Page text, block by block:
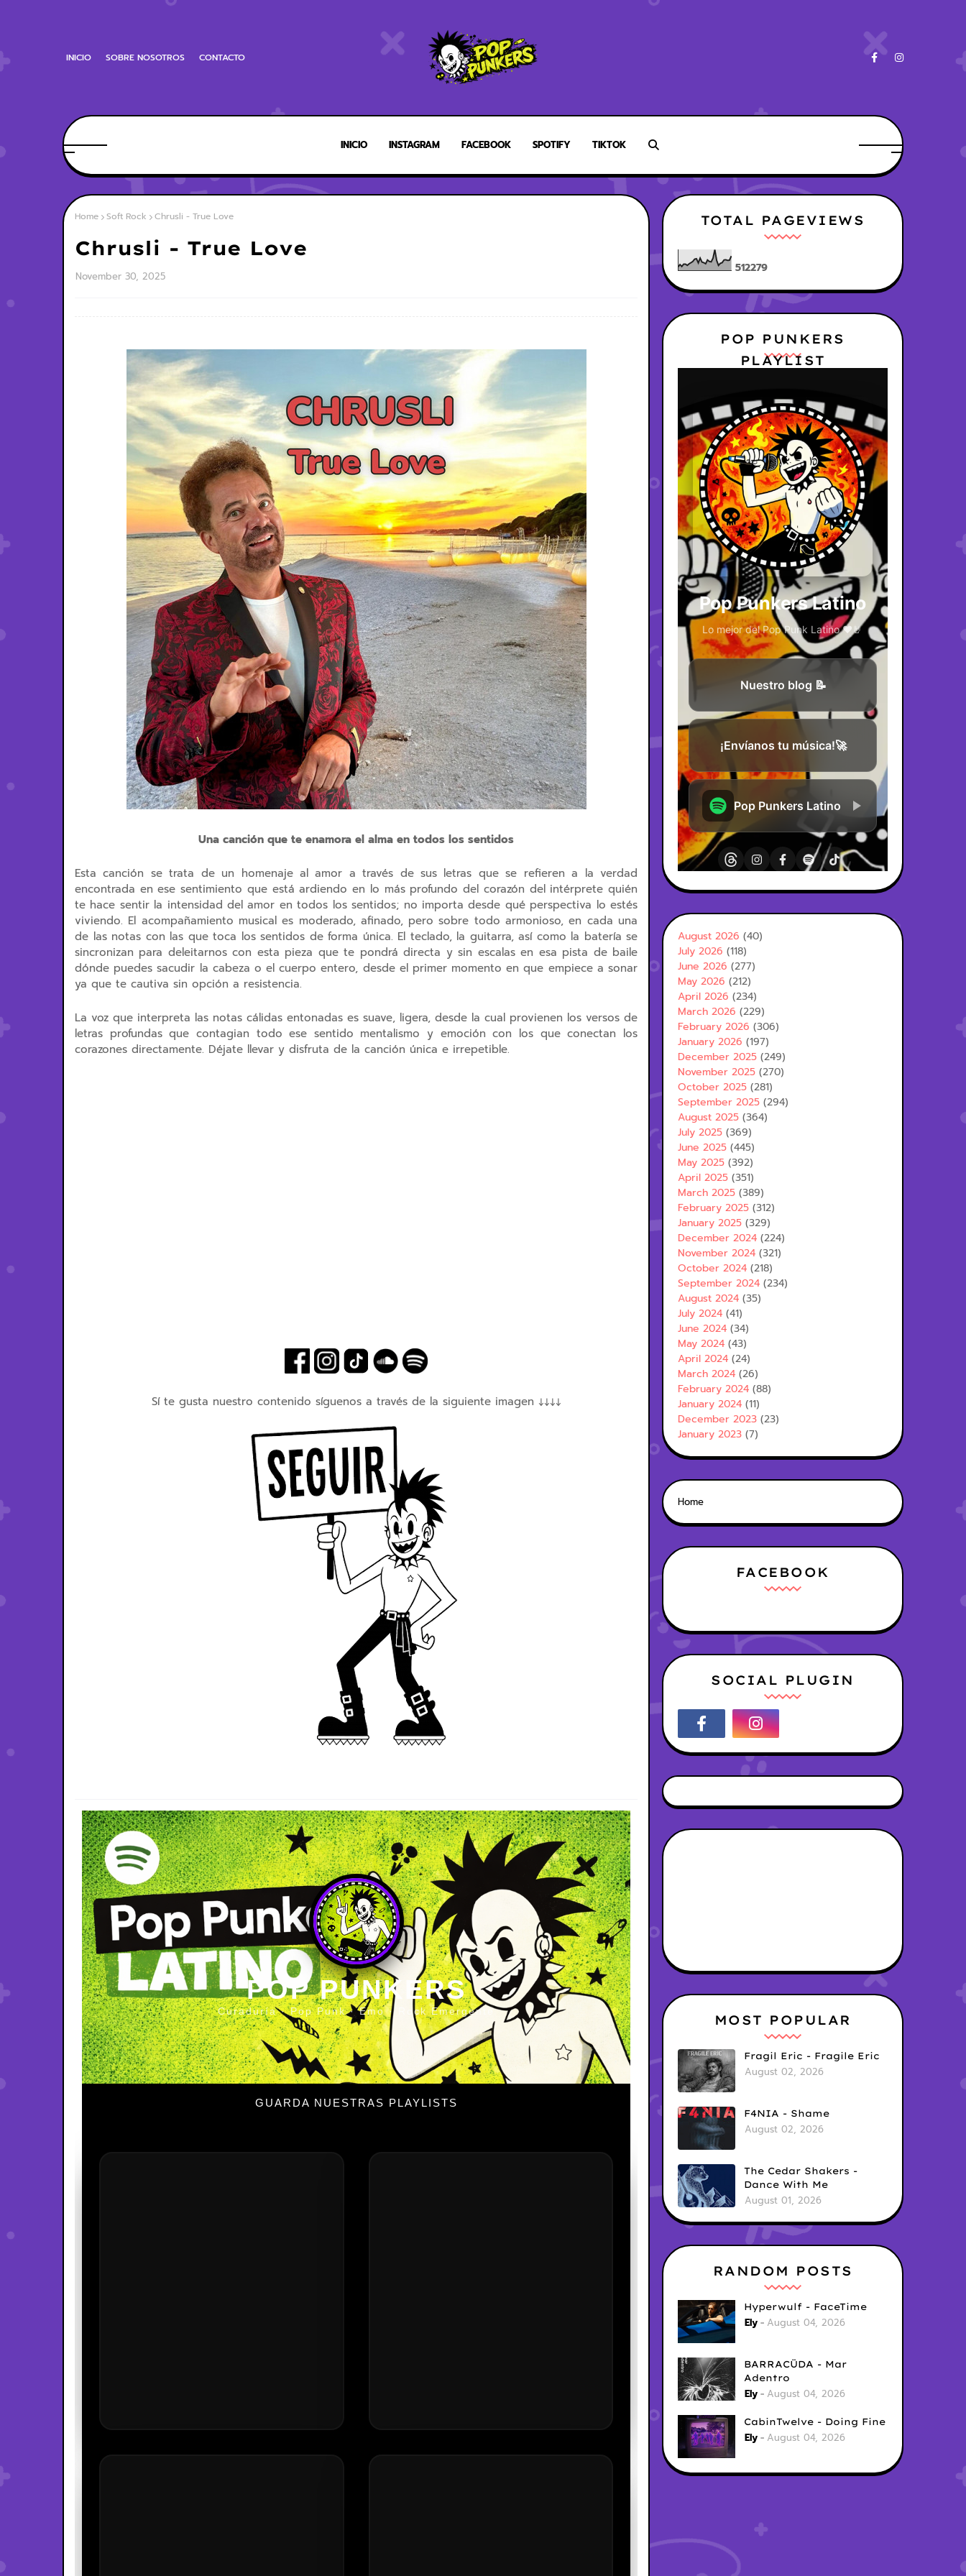
INICIO SOBRE NOSOTROS CONTACTO
INICIO INSTAGRAM FACEBOOK SPOTIFY TIKTOK
Home Soft Rock Chrusli - True Love
Chrusli - True Love
November 30, 2025
Una canción que te enamora el alma en todos los sentidos
Esta canción se trata de un homenaje al amor a través de sus letras que se refieren a la verdad
encontrada en ese sentimiento que está ardiendo en lo más profundo del corazón del intérprete quién
te hace sentir la intensidad del amor en todos los sentidos; no importa desde qué perspectiva lo estés
viviendo. El acompañamiento musical es moderado, afinado, pero sobre todo armonioso, en cada una
de las notas con las que toca los sentidos de forma única. El teclado, la guitarra, así como la batería se
sincronizan para deleitarnos con esta pieza que te pondrá directa y sin escalas en esa pista de baile
dónde puedes sacudir la cabeza o el cuerpo entero, desde el primer momento en que empiece a sonar
ya que te cautiva sin opción a resistencia.
La voz que interpreta las notas cálidas entonadas es suave, ligera, desde la cual provienen los versos de
letras profundas que contagian todo ese sentido mentalismo y emoción con los que conectan los
corazones directamente. Déjate llevar y disfruta de la canción única e irrepetible.
Sí te gusta nuestro contenido síguenos a través de la siguiente imagen ↓↓↓↓
POP PUNKERS
Curaduría · Pop Punk · Emo · Rock Emergente
GUARDA NUESTRAS PLAYLISTS
TOTAL PAGEVIEWS
512279
POP PUNKERS
PLAYLIST
August 2026 (40)
July 2026 (118)
June 2026 (277)
May 2026 (212)
April 2026 (234)
March 2026 (229)
February 2026 (306)
January 2026 (197)
December 2025 (249)
November 2025 (270)
October 2025 (281)
September 2025 (294)
August 2025 (364)
July 2025 (369)
June 2025 (445)
May 2025 (392)
April 2025 (351)
March 2025 (389)
February 2025 (312)
January 2025 (329)
December 2024 (224)
November 2024 (321)
October 2024 (218)
September 2024 (234)
August 2024 (35)
July 2024 (41)
June 2024 (34)
May 2024 (43)
April 2024 (24)
March 2024 (26)
February 2024 (88)
January 2024 (11)
December 2023 (23)
January 2023 (7)
Home
FACEBOOK
SOCIAL PLUGIN
MOST POPULAR
Fragil Eric - Fragile Eric
August 02, 2026
F4NIA - Shame
August 02, 2026
The Cedar Shakers -
Dance With Me
August 01, 2026
RANDOM POSTS
Hyperwulf - FaceTime
Ely August 04, 2026
BARRACÜDA - Mar
Adentro
Ely August 04, 2026
CabinTwelve - Doing Fine
Ely August 04, 2026